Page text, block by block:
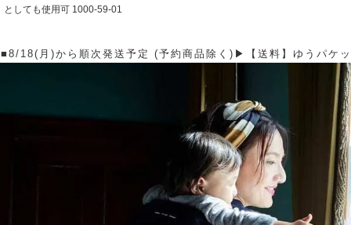
としても使用可 1000-59-01
料】ゆうパケット400円(全国一律)、ゆうパック900円(沖